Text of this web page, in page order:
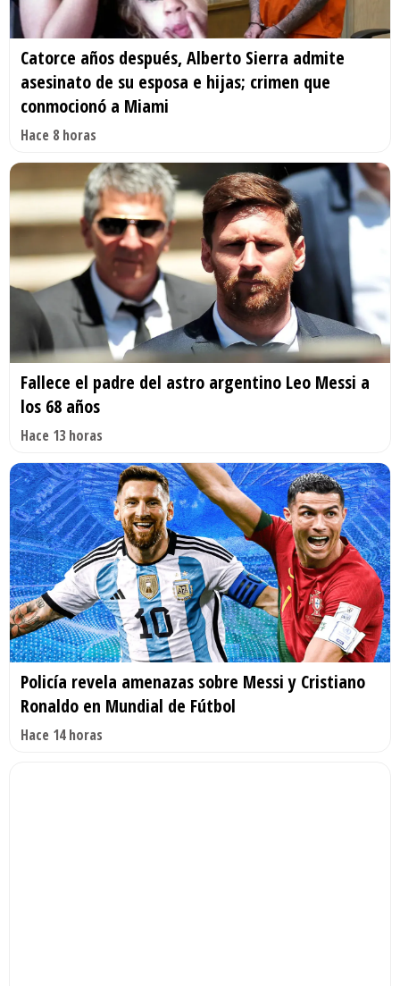
Catorce años después, Alberto Sierra admite
asesinato de su esposa e hijas; crimen que
conmocionó a Miami
Hace 8 horas
Fallece el padre del astro argentino Leo Messi a
los 68 años
Hace 13 horas
Policía revela amenazas sobre Messi y Cristiano
Ronaldo en Mundial de Fútbol
Hace 14 horas